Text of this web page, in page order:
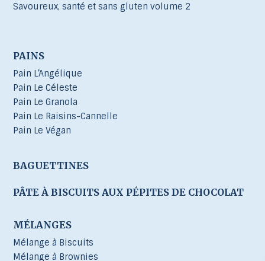
Savoureux, santé et sans gluten volume 2
PAINS
Pain L’Angélique
Pain Le Céleste
Pain Le Granola
Pain Le Raisins-Cannelle
Pain Le Végan
BAGUETTINES
PÂTE À BISCUITS AUX PÉPITES DE CHOCOLAT
MÉLANGES
Mélange à Biscuits
Mélange à Brownies